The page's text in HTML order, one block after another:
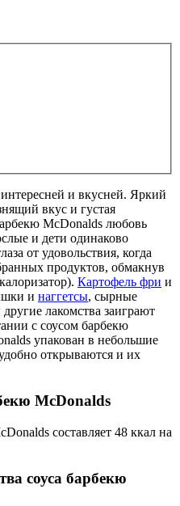
и вкусней. Яркий
вкус и густая
McDonalds любовь
и дети одинаково
от удовольствия, когда
продуктов, обмакнув
Картофель фри и
и наггетсы, сырные
лакомства заиграют
с соусом барбекю
упакован в небольшие
открываются и их
McDonalds
составляет 48 ккал на
соуса барбекю